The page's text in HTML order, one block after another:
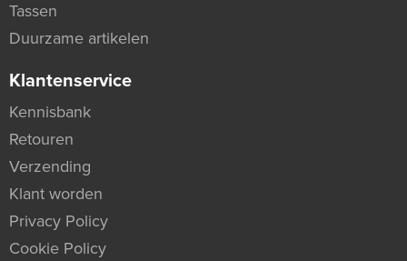
Tassen
Duurzame artikelen
Klantenservice
Kennisbank
Retouren
Verzending
Klant worden
Privacy Policy
Cookie Policy